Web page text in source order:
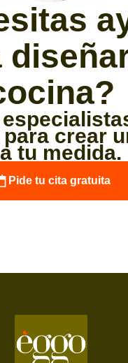
crear
tu medida.
Pide tu cita gratuita